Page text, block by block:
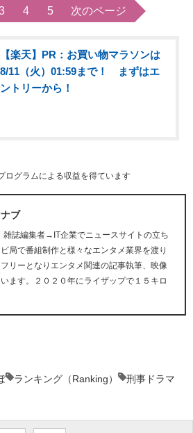
4 5 次のページ
【楽天】PR：お買い物マラソンは
8/11（火）01:59まで！ まずはエ
ントリーから！
グラムによる収益を得ています
ブ
雑誌編集者→IT企業でニュースサイトの立ち
局で番組制作と様々なエンタメ業界を渡り
リーとなりエンタメ関連の記事執筆、映像
ます。２０２０年にライザップで１５キロ
ランキング（Ranking）
刑事ドラマ